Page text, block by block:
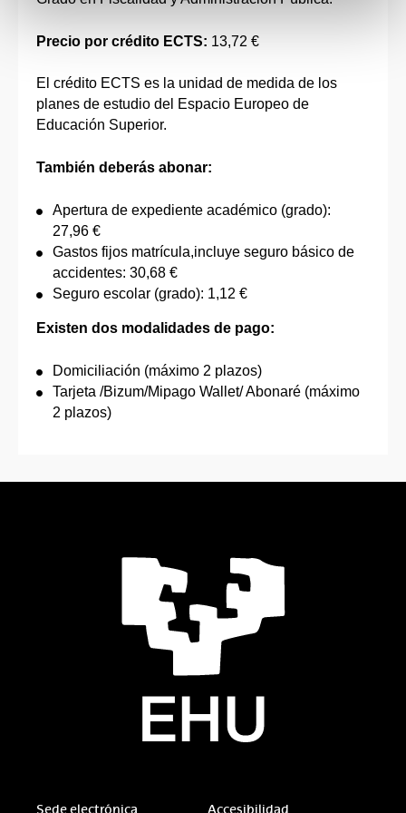
Precio por crédito ECTS: 13,72 €
El crédito ECTS es la unidad de medida de los
planes de estudio del Espacio Europeo de
Educación Superior.
También deberás abonar:
Apertura de expediente académico (grado):
27,96 €
Gastos fijos matrícula,incluye seguro básico de
accidentes: 30,68 €
Seguro escolar (grado): 1,12 €
Existen dos modalidades de pago:
Domiciliación (máximo 2 plazos)
Tarjeta /Bizum/Mipago Wallet/ Abonaré (máximo
2 plazos)
Sede electrónica Accesibilidad